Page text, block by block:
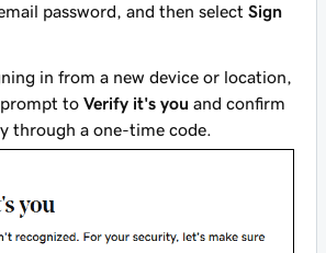
password, and then select Sign
in from a new device or location,
to Verify it's you and confirm
through a one-time code.